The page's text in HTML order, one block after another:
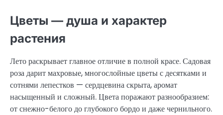
Цветы — душа и характер
растения
Лето раскрывает главное отличие в полной красе. Садовая
роза дарит махровые, многослойные цветы с десятками и
сотнями лепестков — сердцевина скрыта, аромат
насыщенный и сложный. Цвета поражают разнообразием:
от снежно-белого до глубокого бордо и даже чернильного.